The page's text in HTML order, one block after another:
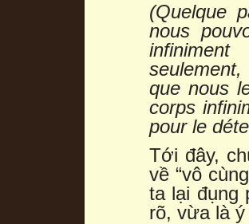
(Quelque
nous
que nous
corps
pour le
Tới đây,
về “vô
ta lại đụng
rõ, vừa là